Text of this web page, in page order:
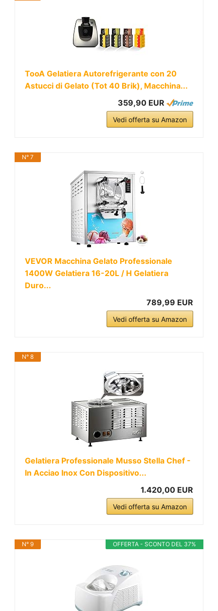
TooA Gelatiera Autorefrigerante con 20
Astucci di Gelato (Tot 40 Brik), Macchina...
359,90 EUR
Vedi offerta su Amazon
N° 7
VEVOR Macchina Gelato Professionale
1400W Gelatiera 16-20L / H Gelatiera
Duro...
789,99 EUR
Vedi offerta su Amazon
N° 8
Gelatiera Professionale Musso Stella Chef -
In Acciao Inox Con Dispositivo...
1.420,00 EUR
Vedi offerta su Amazon
OFFERTA - SCONTO DEL 37%
N° 9